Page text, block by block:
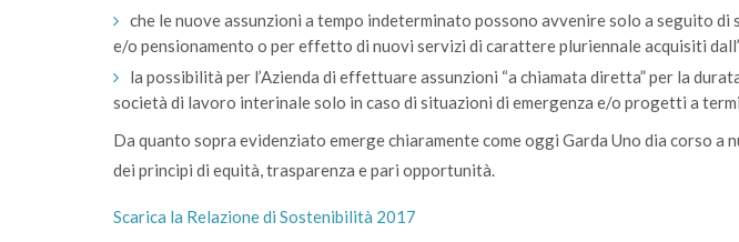
che le nuove assunzioni a tempo indeterminato possono avvenire solo a seguito
e/o pensionamento o per effetto di nuovi servizi di carattere pluriennale acquisiti
la possibilità per l’Azienda di effettuare assunzioni “a chiamata diretta” per la
società di lavoro interinale solo in caso di situazioni di emergenza e/o progetti a
Da quanto sopra evidenziato emerge chiaramente come oggi Garda Uno dia corso a
dei principi di equità, trasparenza e pari opportunità.
Scarica la Relazione di Sostenibilità 2017